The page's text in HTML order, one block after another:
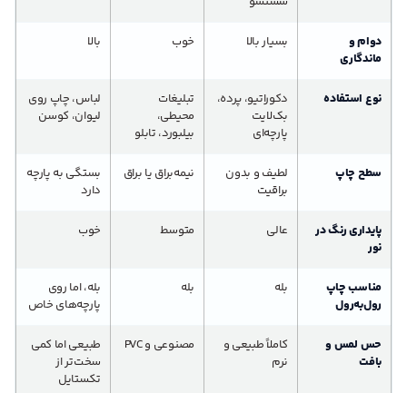
دوام و
ماندگاری
بسیار بالا خوب بالا
نوع استفاده
دکوراتیو، پرده،
بک‌لایت
پارچه‌ای
تبلیغات
محیطی،
بیلبورد، تابلو
لباس، چاپ روی
لیوان، کوسن
سطح چاپ
لطیف و بدون
براقیت
نیمه‌براق یا براق
بستگی به پارچه
دارد
پایداری رنگ در
نور
عالی متوسط خوب
مناسب چاپ
رول‌به‌رول
بله بله
بله، اما روی
پارچه‌های خاص
حس لمس و
بافت
کاملاً طبیعی و
نرم
مصنوعی و PVC
طبیعی اما کمی
سخت‌تر از
تکستایل